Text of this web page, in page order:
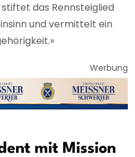
das Rennsteiglied
und vermittelt ein
Werbung
mit Mission